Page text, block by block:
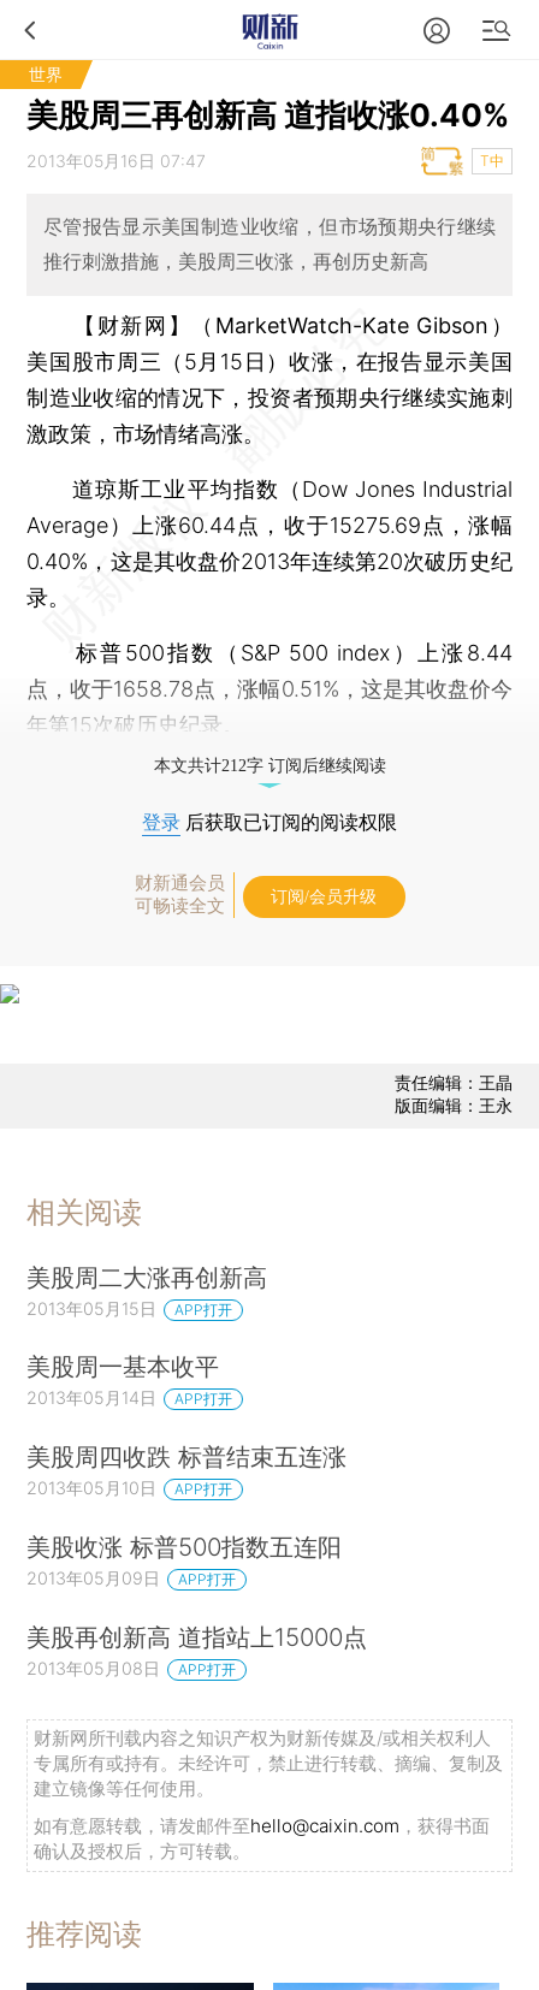
世界
美股周三再创新高 道指收涨0.40%
2013年05月16日 07:47 T中
尽管报告显示美国制造业收缩，但市场预期央行继续
推行刺激措施，美股周三收涨，再创历史新高
【财新网】（MarketWatch-Kate Gibson）
美国股市周三（5月15日）收涨，在报告显示美国
制造业收缩的情况下，投资者预期央行继续实施刺
激政策，市场情绪高涨。
道琼斯工业平均指数（Dow Jones Industrial
Average）上涨60.44点，收于15275.69点，涨幅
0.40%，这是其收盘价2013年连续第20次破历史纪
录。
标普500指数（S&P 500 index）上涨8.44
点，收于1658.78点，涨幅0.51%，这是其收盘价今
年第15次破历史纪录。
本文共计212字 订阅后继续阅读
登录 后获取已订阅的阅读权限
财新通会员
可畅读全文
订阅/会员升级
责任编辑：王晶
版面编辑：王永
相关阅读
美股周二大涨再创新高
2013年05月15日 APP打开
美股周一基本收平
2013年05月14日 APP打开
美股周四收跌 标普结束五连涨
2013年05月10日 APP打开
美股收涨 标普500指数五连阳
2013年05月09日 APP打开
美股再创新高 道指站上15000点
2013年05月08日 APP打开
财新网所刊载内容之知识产权为财新传媒及/或相关权利人
专属所有或持有。未经许可，禁止进行转载、摘编、复制及
建立镜像等任何使用。
如有意愿转载，请发邮件至hello@caixin.com ，获得书面
确认及授权后，方可转载。
推荐阅读